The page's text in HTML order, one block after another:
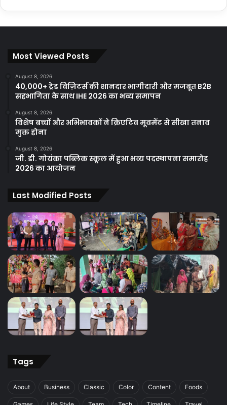
Most Viewed Posts
August 8, 2026
40,000+ ट्रेड विज़िटर्स की शानदार भागीदारी और मजबूत B2B
सहभागिता के साथ IHE 2026 का भव्य समापन
August 8, 2026
विशेष बच्चों और अभिभावकों ने क्रिएटिव मूवमेंट से सीखा तनाव
मुक्त होना
August 8, 2026
जी. डी. गोयंका पब्लिक स्कूल में हुआ भव्य पदस्थापना समारोह
2026 का आयोजन
Last Modified Posts
Tags
About Business Classic Color Content Foods